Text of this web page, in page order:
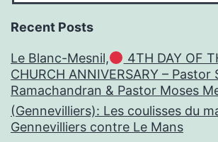
Recent Posts
Le Blanc-Mesnil,
4TH DAY OF
CHURCH ANNIVERSARY – Pastor
Ramachandran & Pastor Moses
(Gennevilliers): Les coulisses du
Gennevilliers contre Le Mans